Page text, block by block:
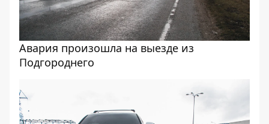
Авария произошла на выезде из
Подгороднего